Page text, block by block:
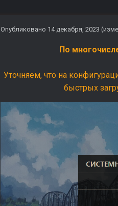
Опубликовано 14 декабря, 2023
По
Уточняем, что на
быстрых